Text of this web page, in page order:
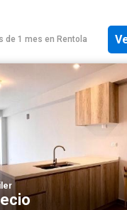
de 1 mes en Rentola